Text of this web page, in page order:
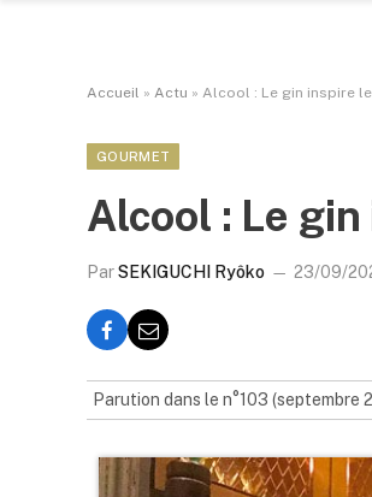
Accueil » Actu » Alcool : Le gin inspire
GOURMET
Alcool : Le
ParSEKIGUCHI Ryôko 23/09/
Parution dans le n°103 (septembre